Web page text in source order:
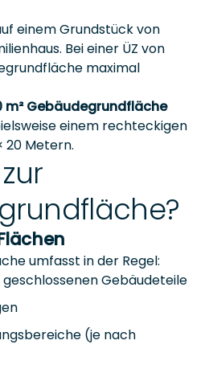
einem Grundstück von
Bei einer ÜZ von
maximal
m² Gebäudegrundfläche
einem rechteckigen
20 Metern.
umfasst in der Regel:
Gebäudeteile
(je nach